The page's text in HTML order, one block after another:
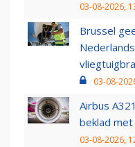
03-08-2026,
Brussel
03-08-
Airbus
beklad
03-08-2026,